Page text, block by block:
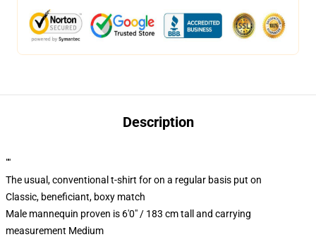
Description
""
The usual, conventional t-shirt for on a regular basis put on
Classic, beneficiant, boxy match
Male mannequin proven is 6'0" / 183 cm tall and carrying
measurement Medium